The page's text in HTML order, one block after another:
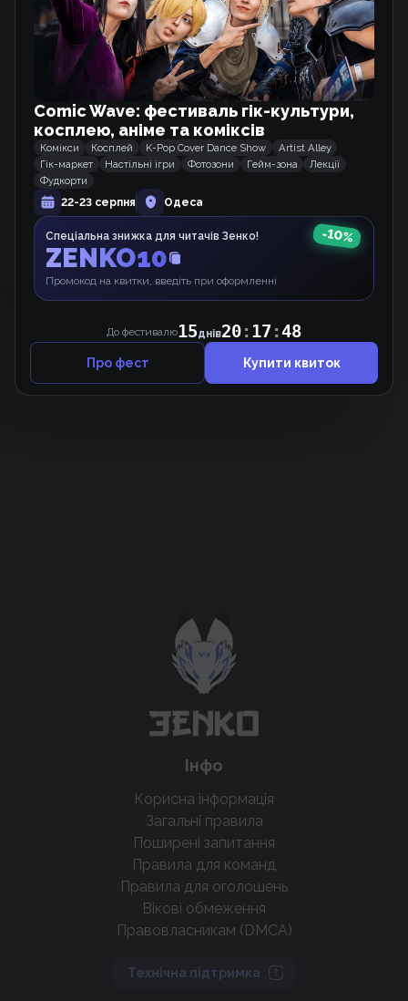
Мій кіт трохи інший
Маньхва
Таємне кохання
Маньхва
Хом'ячок
крутих нововведень
Підтримати проєкт
Інфо
Корисна інформація
Загальні правила
Поширені запитання
Правила для команд
Правила для оголошень
Вікові обмеження
Правовласникам (DMCA)
Технічна підтримка
Comic Wave: фестиваль гік-культури,
косплею, аніме та коміксів
Комікси Косплей K-Pop Cover Dance Show
Artist Alley
Гік-маркет
Настільні ігри Фотозони Гейм-зона
Лекції
Фудкорти
22-23 серпня
Одеса
Спеціальна знижка для читачів Зенко!
ZENKO10
Промокод на квитки, введіть при оформленні
-10%
До фестивалю15днів20:17 :48
Про фест Купити квиток